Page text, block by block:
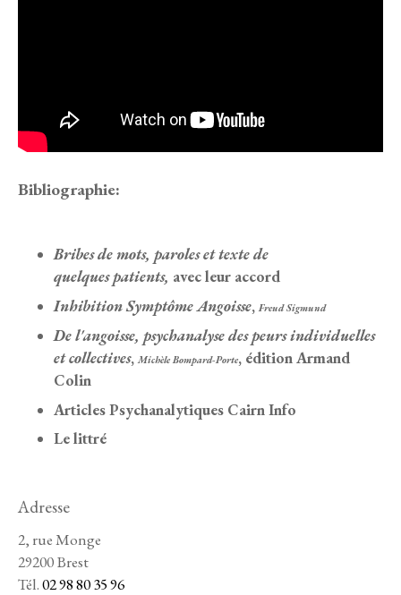
Bibliographie:
Bribes de mots, paroles et texte de
quelques patients, avec leur accord
Inhibition Symptôme Angoisse,Freud Sigmund
De l'angoisse, psychanalyse des peurs individuelles
et collectives,Michèle Bompard-Porte, édition Armand
Colin
Articles Psychanalytiques Cairn Info
Le littré
Adresse
2, rue Monge
29200 Brest
Tél.02 98 80 35 96